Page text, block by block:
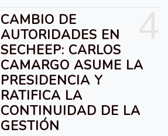
CAMBIO DE
AUTORIDADES EN
SECHEEP: CARLOS
CAMARGO ASUME LA
PRESIDENCIA Y
RATIFICA LA
CONTINUIDAD DE LA
GESTIÓN